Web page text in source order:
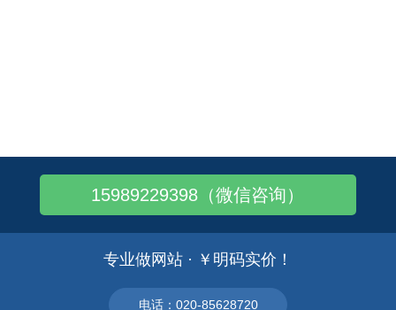
15989229398（微信咨询）
专业做网站 · ￥明码实价！
电话：020-85628720